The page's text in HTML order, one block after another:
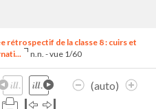
rétrospectif de la classe 8 : cuirs et
n.n. - vue 1/60
(auto)